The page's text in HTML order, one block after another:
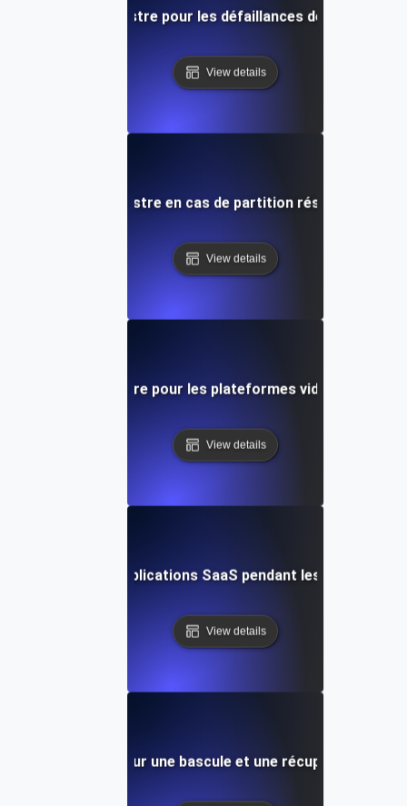
après sinistre pour les défaillances des nœuds de
View details
après sinistre en cas de partition réseau et de
View details
après sinistre pour les plateformes vidéo en
View details
pour les applications SaaS pendant les périodes
View details
après sinistre pour une bascule et une récupération de